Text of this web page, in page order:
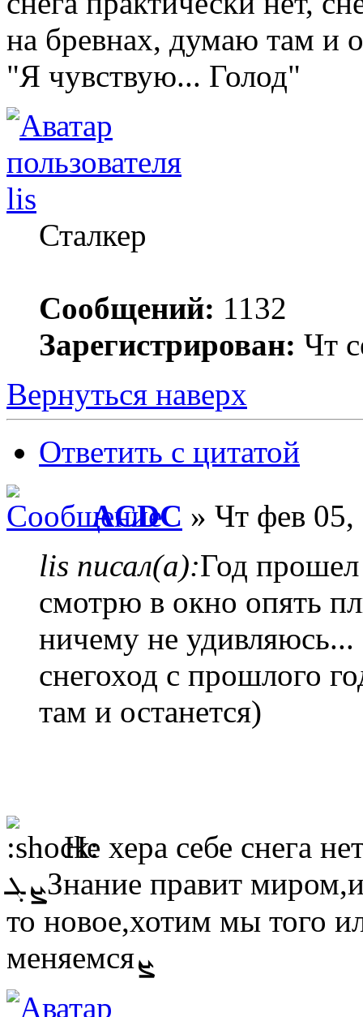
на бревнах, думаю там и
"Я чувствую... Голод"
lis
Сталкер
Сообщений: 1132
Зарегистрирован: Чт
Вернуться наверх
Ответить с цитатой
ACDC » Чт фев
lis писал(а):Год
смотрю в окно опять
ничему не удивляюсь...
снегоход с прошлого
там и останется)
Не хера себе снега
ܨܓЗнание правит миром,и поэтому,когда мы узнаём что-
то новое,хотим мы того
меняемсяܨ